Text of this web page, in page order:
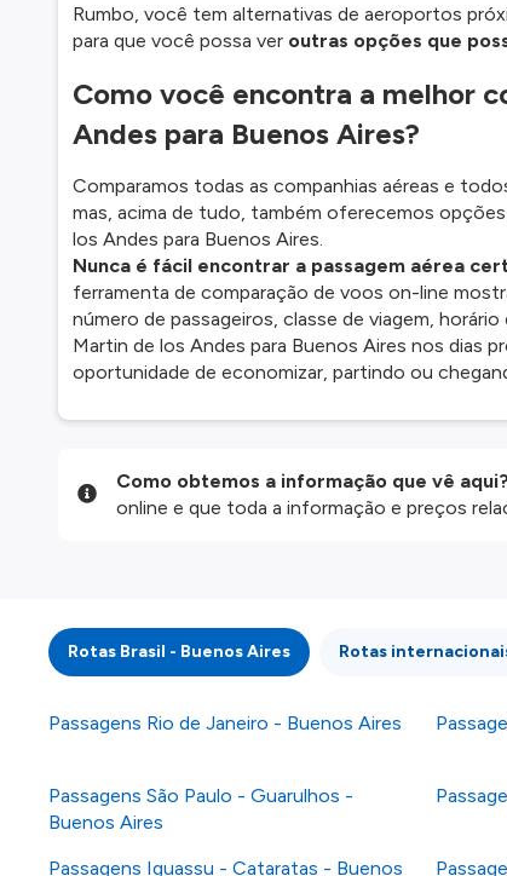
Rumbo, você tem alternativas de aeroportos
para que você possa ver outras opções que
Como você encontra a melhor
Andes para Buenos Aires?
Comparamos todas as companhias aéreas e
mas, acima de tudo, também oferecemos
los Andes para Buenos Aires.
Nunca é fácil encontrar a passagem aérea
ferramenta de comparação de voos on-line
número de passageiros, classe de viagem,
Martin de los Andes para Buenos Aires nos dias
oportunidade de economizar, partindo ou
Como obtemos a informação que vê
online e que toda a informação e preços
Rotas Brasil - Buenos Aires Rotas
Passagens Rio de Janeiro - Buenos Aires
Passagens São Paulo - Guarulhos -
Buenos Aires
Passagens Iguassu - Cataratas - Buenos